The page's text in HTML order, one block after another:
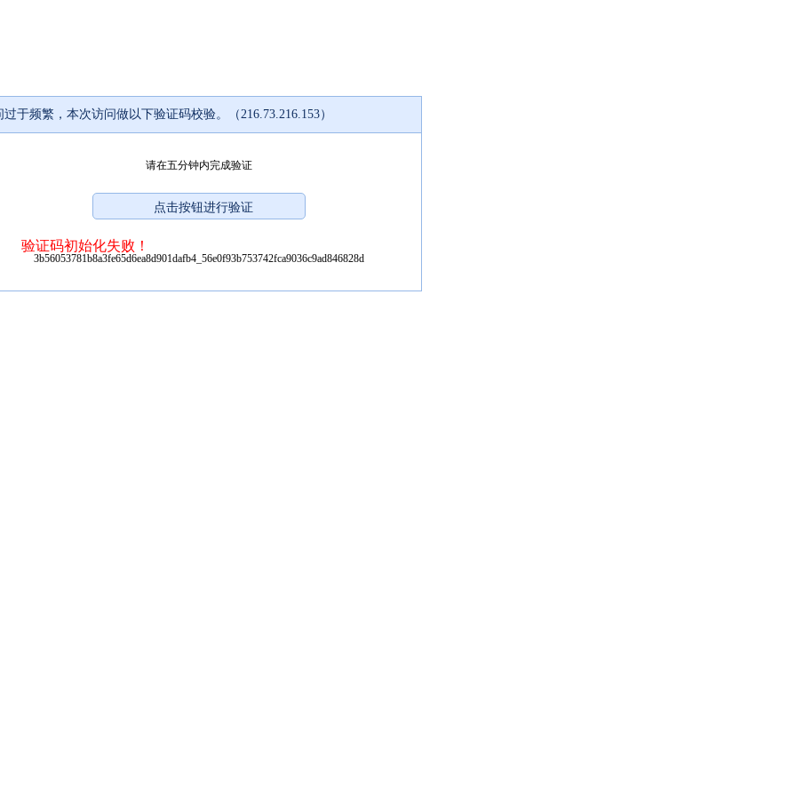
过于频繁，本次访问做以下验证码校验。（216.73.216.153）
请在五分钟内完成验证
验证码初始化失败！
3b56053781b8a3fe65d6ea8d901dafb4_56e0f93b753742fca9036c9ad846828d